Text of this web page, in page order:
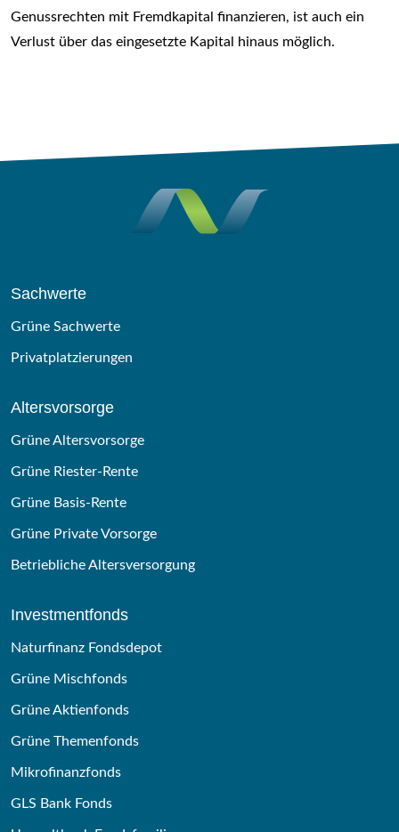
Genussrechten mit Fremdkapital finanzieren, ist auch ein
Verlust über das eingesetzte Kapital hinaus möglich.
Sachwerte
Grüne Sachwerte
Privatplatzierungen
Altersvorsorge
Grüne Altersvorsorge
Grüne Riester-Rente
Grüne Basis-Rente
Grüne Private Vorsorge
Betriebliche Altersversorgung
Investmentfonds
Naturfinanz Fondsdepot
Grüne Mischfonds
Grüne Aktienfonds
Grüne Themenfonds
Mikrofinanzfonds
GLS Bank Fonds